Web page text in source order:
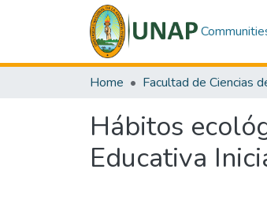
Home
Hábitos
Educativa